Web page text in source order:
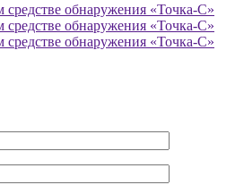
обнаружения «Точка-С»
обнаружения «Точка-С»
обнаружения «Точка-С»